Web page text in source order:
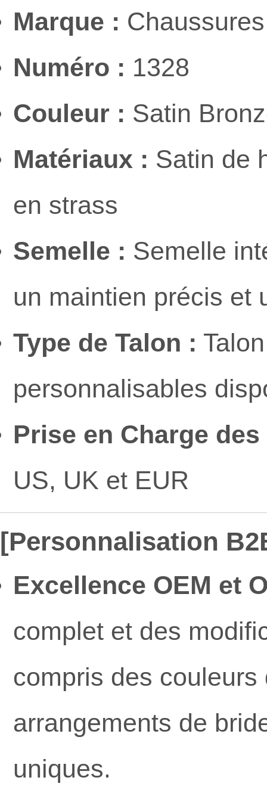
Marque :
Numéro : 1328
Couleur : Satin
Matériaux : Satin de
en strass
Semelle : Semelle
un maintien précis et
Type de Talon :
personnalisables
Prise en Charge
US, UK et EUR
[Personnalisation
Excellence OEM et
complet et des
compris des
arrangements de
uniques.